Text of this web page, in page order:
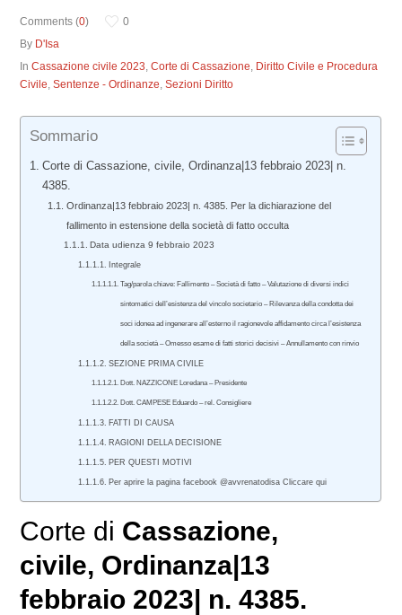
Comments (0)
0
By D'Isa
InCassazione civile 2023,Corte di Cassazione, Diritto Civile e Procedura
Civile,Sentenze - Ordinanze,Sezioni Diritto
Sommario
Corte di Cassazione, civile, Ordinanza|13 febbraio 2023| n.
4385.
Ordinanza|13 febbraio 2023| n. 4385. Per la dichiarazione del
fallimento in estensione della società di fatto occulta
Data udienza 9 febbraio 2023
Integrale
Tag/parola chiave: Fallimento – Società di fatto – Valutazione di diversi indici
sintomatici dell’esistenza del vincolo societario – Rilevanza della condotta dei
soci idonea ad ingenerare all’esterno il ragionevole affidamento circa l’esistenza
della società – Omesso esame di fatti storici decisivi – Annullamento con rinvio
SEZIONE PRIMA CIVILE
Dott. NAZZICONE Loredana – Presidente
Dott. CAMPESE Eduardo – rel. Consigliere
FATTI DI CAUSA
RAGIONI DELLA DECISIONE
PER QUESTI MOTIVI
Per aprire la pagina facebook @avvrenatodisa Cliccare qui
Corte di Cassazione,
civile, Ordinanza|13
febbraio 2023| n. 4385.